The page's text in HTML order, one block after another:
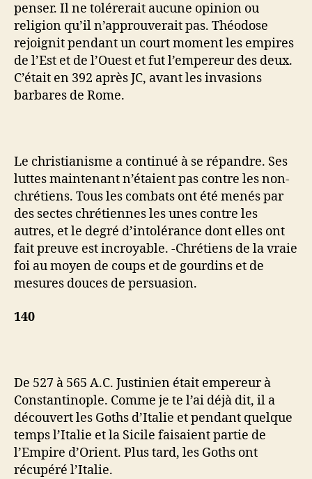
penser. Il ne tolérerait aucune opinion ou
religion qu’il n’approuverait pas. Théodose
rejoignit pendant un court moment les empires
de l’Est et de l’Ouest et fut l’empereur des deux.
C’était en 392 après JC, avant les invasions
barbares de Rome.
Le christianisme a continué à se répandre. Ses
luttes maintenant n’étaient pas contre les non-
chrétiens. Tous les combats ont été menés par
des sectes chrétiennes les unes contre les
autres, et le degré d’intolérance dont elles ont
fait preuve est incroyable. -Chrétiens de la vraie
foi au moyen de coups et de gourdins et de
mesures douces de persuasion.
140
De 527 à 565 A.C. Justinien était empereur à
Constantinople. Comme je te l’ai déjà dit, il a
découvert les Goths d’Italie et pendant quelque
temps l’Italie et la Sicile faisaient partie de
l’Empire d’Orient. Plus tard, les Goths ont
récupéré l’Italie.